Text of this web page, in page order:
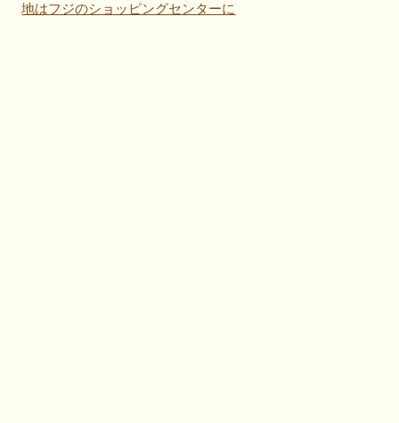
地はフジのショッピングセンターに